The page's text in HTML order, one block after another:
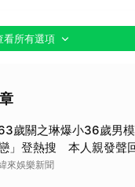
月》（1990）
（1997）
）
（2013）
看所有選項
歲關之琳爆小36歲男
」登熱搜 本人親發聲
來娛樂新聞